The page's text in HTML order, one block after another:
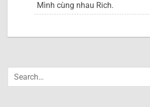
Mình cùng nhau Rich.